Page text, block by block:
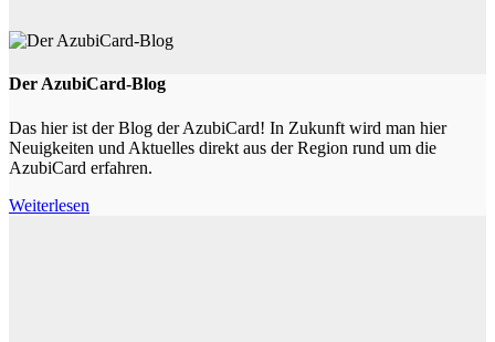
Der AzubiCard-Blog
Das hier ist der Blog der AzubiCard! In Zukunft wird man hier
Neuigkeiten und Aktuelles direkt aus der Region rund um die
AzubiCard erfahren.
Weiterlesen